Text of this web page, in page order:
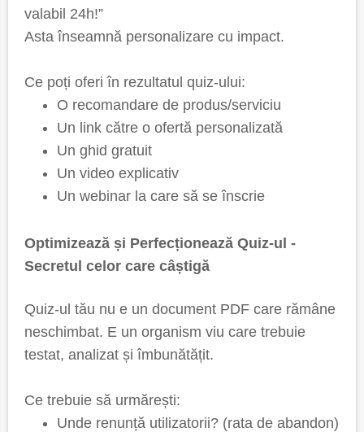
valabil 24h!”
Asta înseamnă personalizare cu impact.
Ce poți oferi în rezultatul quiz-ului:
O recomandare de produs/serviciu
Un link către o ofertă personalizată
Un ghid gratuit
Un video explicativ
Un webinar la care să se înscrie
Optimizează și Perfecționează Quiz-ul -
Secretul celor care câștigă
Quiz-ul tău nu e un document PDF care rămâne
neschimbat. E un organism viu care trebuie
testat, analizat și îmbunătățit.
Ce trebuie să urmărești:
Unde renunță utilizatorii? (rata de abandon)